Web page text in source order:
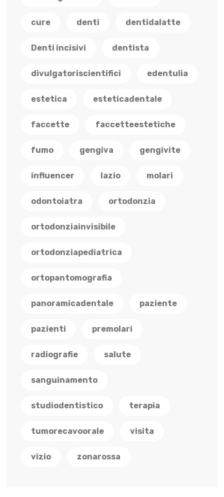
cure denti dentidalatte
Denti incisivi dentista
divulgatoriscientifici edentulia
estetica esteticadentale
faccette faccetteestetiche
fumo gengiva gengivite
influencer lazio molari
odontoiatra ortodonzia
ortodonziainvisibile
ortodonziapediatrica
ortopantomografia
panoramicadentale paziente
pazienti premolari
radiografie salute
sanguinamento
studiodentistico terapia
tumorecavoorale visita
vizio zonarossa